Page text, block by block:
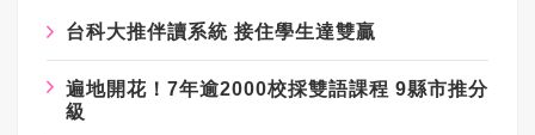
台科大推伴讀系統 接住學生達雙贏
遍地開花！7年逾2000校採雙語課程 9縣市推分
級